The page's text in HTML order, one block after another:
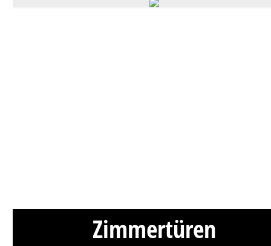
Zimmertüren